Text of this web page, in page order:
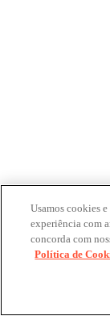
Usamos cookies
experiência com
concorda com
Política de